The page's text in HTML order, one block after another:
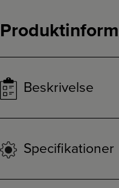
Beskrivelse
Specifikationer